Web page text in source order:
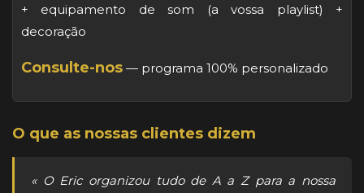
+ equipamento de som (a vossa playlist) +
decoração
Consulte-nos — programa 100% personalizado
O que as nossas clientes dizem
« O Eric organizou tudo de A a Z para a nossa